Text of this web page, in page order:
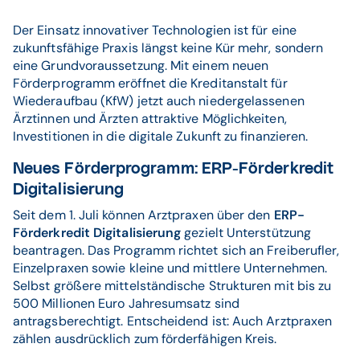
Der Einsatz innovativer Technologien ist für eine
zukunftsfähige Praxis längst keine Kür mehr, sondern
eine Grundvoraussetzung. Mit einem neuen
Förderprogramm eröffnet die Kreditanstalt für
Wiederaufbau (KfW) jetzt auch niedergelassenen
Ärztinnen und Ärzten attraktive Möglichkeiten,
Investitionen in die digitale Zukunft zu finanzieren.
Neues Förderprogramm: ERP-Förderkredit
Digitalisierung
Seit dem 1. Juli können Arztpraxen über den ERP-
Förderkredit Digitalisierunggezielt Unterstützung
beantragen. Das Programm richtet sich an Freiberufler,
Einzelpraxen sowie kleine und mittlere Unternehmen.
Selbst größere mittelständische Strukturen mit bis zu
500 Millionen Euro Jahresumsatz sind
antragsberechtigt. Entscheidend ist: Auch Arztpraxen
zählen ausdrücklich zum förderfähigen Kreis.